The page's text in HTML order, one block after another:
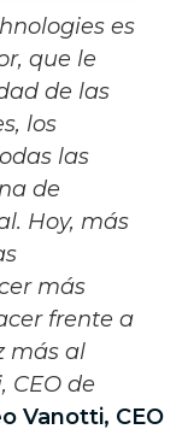
es
que le
de las
los
las
de
Hoy, más
más
frente a
más al
CEO de
Vanotti, CEO